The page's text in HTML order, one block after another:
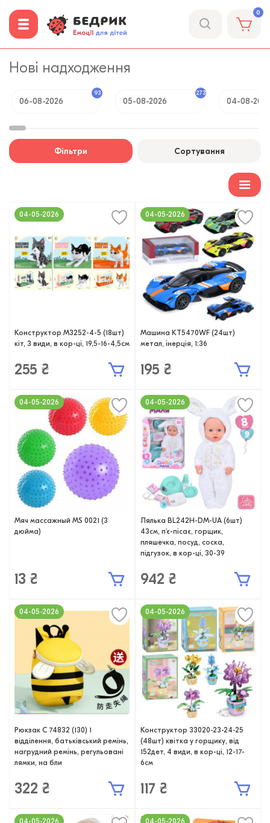
0
Нові надходження
06-08-2026
93
05-08-2026
273
04-08-
Фільтри Сортування
Конструктор M3252-4-5 (18шт)
кіт, 3 види, в кор-ці, 19,5-16-4,5см
255 ₴
04-05-2026
Машина KT5470WF (24шт)
метал, інерція, 1:36
195 ₴
04-05-2026
Мяч массажный MS 0021 (3
дюйма)
13 ₴
04-05-2026
Лялька BL242H-DM-UA (6шт)
43см, п'є-пісає, горщик,
пляшечка, посуд, соска,
підгузок, в кор-ці, 30-39
942 ₴
04-05-2026
Рюкзак C 74832 (130) 1
відділення, батьківський ремінь,
нагрудний ремінь, регульовані
лямки, на бли
322 ₴
04-05-2026
Конструктор 33020-23-24-25
(48шт) квітка у горщику, від
152дет, 4 види, в кор-ці, 12-17-
6см
117 ₴
04-05-2026
04-05-2026 04-05-2026